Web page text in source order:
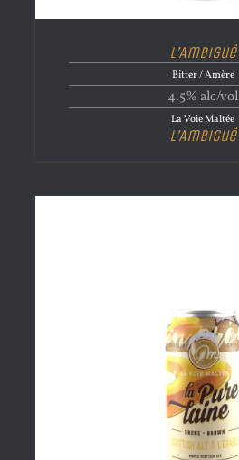
L’Ambiguë
Bitter / Amère
4.5% alc/vol
La Voie Maltée
L’Ambiguë